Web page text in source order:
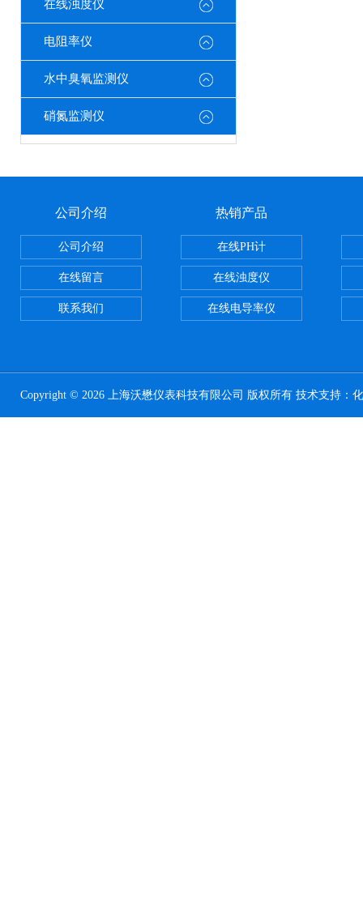
在线浊度仪
电阻率仪
水中臭氧监测仪
硝氮监测仪
公司介绍
公司介绍
在线留言
联系我们
热销产品
在线PH计
在线浊度仪
在线电导率仪
Copyright © 2026 上海沃懋仪表科技有限公司 版权所有 技术支持：